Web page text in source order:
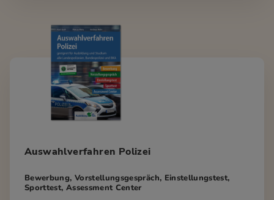
Auswahlverfahren Polizei
Bewerbung, Vorstellungsgespräch, Einstellungstest,
Sporttest, Assessment Center